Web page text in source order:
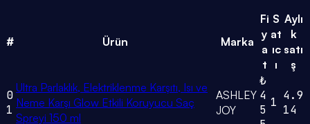
# Ürün Marka
Fi
y
a
t
S
at
ıc
ı
Aylı
k
satı
ş
0
1
Ultra Parlaklık, Elektriklenme Karşıtı, Isı ve
Neme Karşı Glow Etkili Koruyucu Saç
Spreyi 150 ml
ASHLEY
JOY
₺
4
5
1 4.9
14